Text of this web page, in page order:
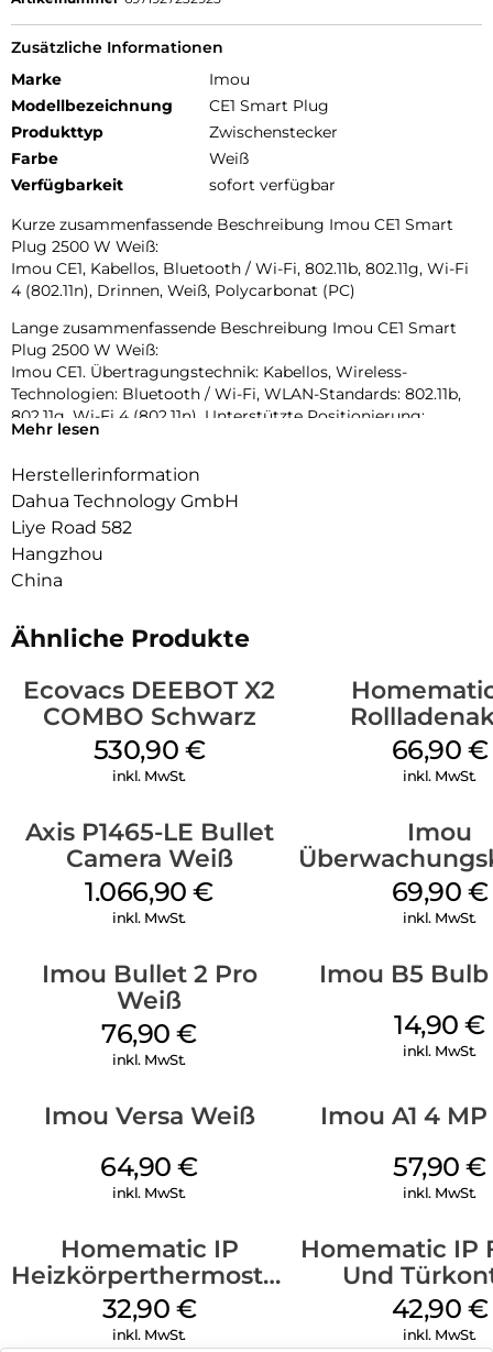
Zusätzliche Informationen
Marke
Imou
Modellbezeichnung
CE1 Smart Plug
Produkttyp
Zwischenstecker
Farbe
Weiß
Verfügbarkeit
sofort verfügbar
Kurze zusammenfassende Beschreibung Imou CE1 Smart
Plug 2500 W Weiß:
Imou CE1, Kabellos, Bluetooth / Wi-Fi, 802.11b, 802.11g, Wi-Fi
4 (802.11n), Drinnen, Weiß, Polycarbonat (PC)
Lange zusammenfassende Beschreibung Imou CE1 Smart
Plug 2500 W Weiß:
Imou CE1. Übertragungstechnik: Kabellos, Wireless-
Technologien: Bluetooth / Wi-Fi, WLAN-Standards: 802.11b,
802.11g, Wi-Fi 4 (802.11n). Unterstützte Positionierung:
Drinnen, Produktfarbe: Weiß, Gehäusematerial: Polycarbonat
Eingangsspannung: 220 – 240 V, AC Eingangsfrequenz: 50/60
Hz. Unterstützte mobile Betriebssysteme: Android 10,
Android 10.0, Android 11.0, Android 12.0, Android 13.0, Android
4.4, Android 5.0,.
Mehr lesen
Herstellerinformation
Dahua Technology GmbH
Liye Road 582
Hangzhou
China
Ähnliche Produkte
Ecovacs DEEBOT X2
COMBO Schwarz
530,90 €
inkl. MwSt.
Unterputz
66,90 €
inkl. MwSt.
Axis P1465-LE Bullet
Camera Weiß
1.066,90€
inkl. MwSt.
Imou
Rex 3D 3K
69,90 €
inkl. MwSt.
Imou Bullet 2 Pro
Weiß
76,90€
inkl. MwSt.
Imou B5
14,90€
inkl. MwSt.
Imou Versa Weiß
64,90€
inkl. MwSt.
Imou A1 4
57,90€
inkl. MwSt.
Homematic IP
Heizkörperthermostat
Basic Weiß
32,90 €
inkl. MwSt.
Homematic IP
Und
Optisch
42,90 €
inkl. MwSt.